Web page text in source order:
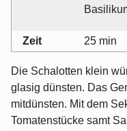
Zeit 25 min
Die Schalotten klein
glasig dünsten. Das
mitdünsten. Mit dem
Tomatenstücke samt